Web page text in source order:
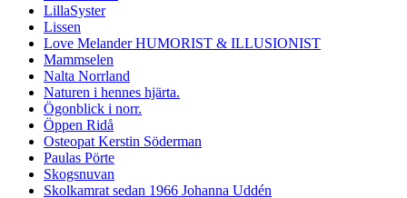
LillaSyster
Lissen
Love Melander HUMORIST & ILLUSIONIST
Mammselen
Nalta Norrland
Naturen i hennes hjärta.
Ögonblick i norr.
Öppen Ridå
Osteopat Kerstin Söderman
Paulas Pörte
Skogsnuvan
Skolkamrat sedan 1966 Johanna Uddén